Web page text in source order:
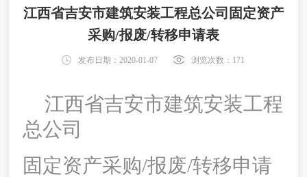
江西省吉安市建筑安装工程总公司固定资产
采购/报废/转移申请表
发布日期：2020-01-07 浏览次数： 171
江西省吉安市建筑安装工程
总公司
固定资产采购/报废/转移申请